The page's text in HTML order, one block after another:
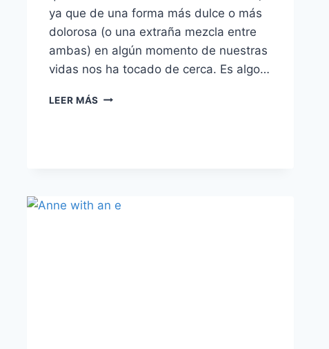
ya que de una forma más dulce o más
dolorosa (o una extraña mezcla entre
ambas) en algún momento de nuestras
vidas nos ha tocado de cerca. Es algo…
LEER MÁS CALL
AMOR